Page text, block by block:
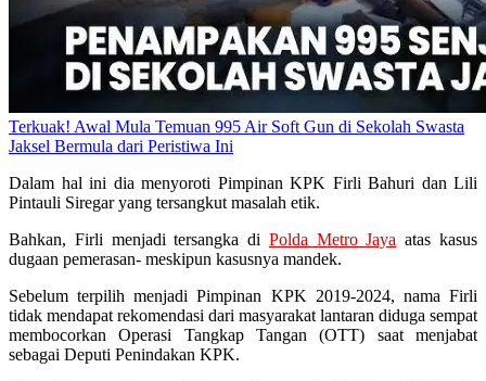
Terkuak! Awal Mula Temuan 995 Air Soft Gun di Sekolah Swasta
Jaksel Bermula dari Peristiwa Ini
Dalam hal ini dia menyoroti Pimpinan KPK Firli Bahuri dan Lili
Pintauli Siregar yang tersangkut masalah etik.
Bahkan, Firli menjadi tersangka di Polda Metro Jaya atas kasus
dugaan pemerasan- meskipun kasusnya mandek.
Sebelum terpilih menjadi Pimpinan KPK 2019-2024, nama Firli
tidak mendapat rekomendasi dari masyarakat lantaran diduga sempat
membocorkan Operasi Tangkap Tangan (OTT) saat menjabat
sebagai Deputi Penindakan KPK.